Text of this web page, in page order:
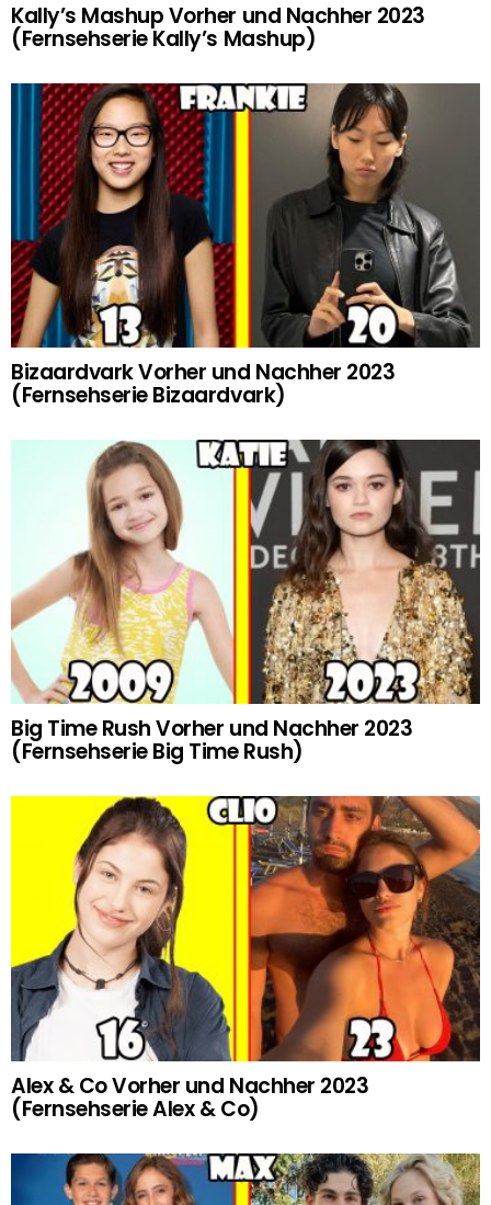
Kally’s Mashup Vorher und Nachher 2023
(Fernsehserie Kally’s Mashup)
Bizaardvark Vorher und Nachher 2023
(Fernsehserie Bizaardvark)
Big Time Rush Vorher und Nachher 2023
(Fernsehserie Big Time Rush)
Alex & Co Vorher und Nachher 2023
(Fernsehserie Alex & Co)